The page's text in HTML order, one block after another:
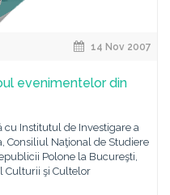
14 Nov 2007
evenimentelor din
Institutul de Investigare a
Consiliul Naţional de Studiere
Polone la Bucureşti,
Culturii şi Cultelor